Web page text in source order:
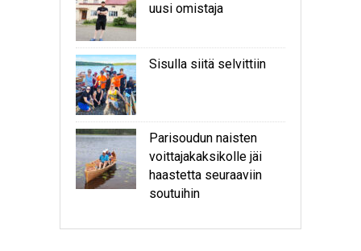
uusi omistaja
Sisulla siitä selvittiin
Parisoudun naisten
voittajakaksikolle jäi
haastetta seuraaviin
soutuihin